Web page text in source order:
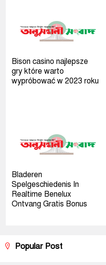
Bison casino najlepsze
gry które warto
wypróbować w 2023 roku
Bladeren
Spelgeschiedenis In
Realtime Benelux
Ontvang Gratis Bonus
Popular Post